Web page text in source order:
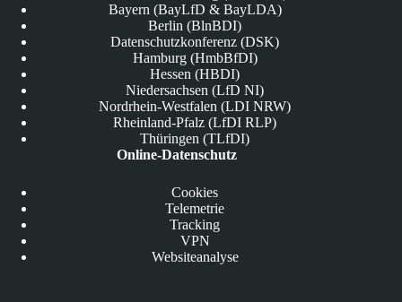
Bayern (BayLfD & BayLDA)
Berlin (BlnBDI)
Datenschutzkonferenz (DSK)
Hamburg (HmbBfDI)
Hessen (HBDI)
Niedersachsen (LfD NI)
Nordrhein-Westfalen (LDI NRW)
Rheinland-Pfalz (LfDI RLP)
Thüringen (TLfDI)
Online-Datenschutz
Cookies
Telemetrie
Tracking
VPN
Websiteanalyse